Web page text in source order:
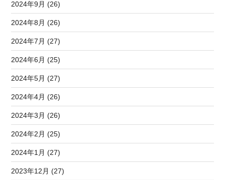
2024年9月 (26)
2024年8月 (26)
2024年7月 (27)
2024年6月 (25)
2024年5月 (27)
2024年4月 (26)
2024年3月 (26)
2024年2月 (25)
2024年1月 (27)
2023年12月 (27)